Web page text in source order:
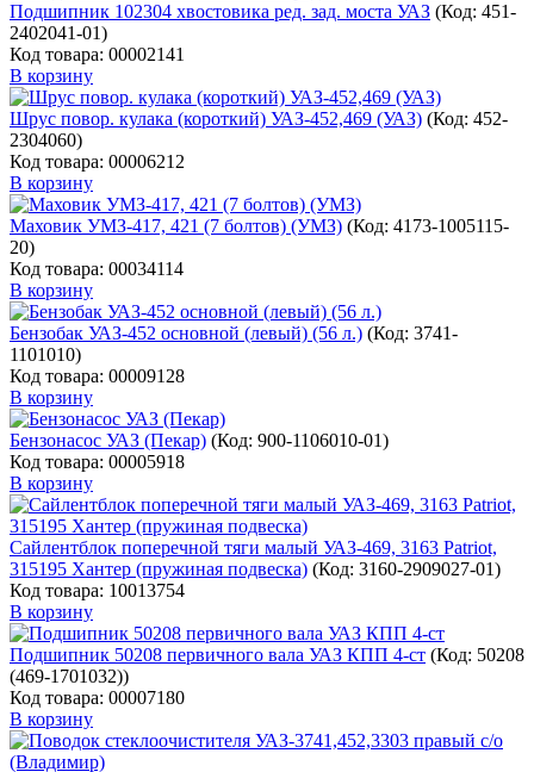
Подшипник 102304 хвостовика ред. зад. моста УАЗ (Код: 451-
2402041-01)
Код товара: 00002141
В корзину
Шрус повор. кулака (короткий) УАЗ-452,469 (УАЗ) (Код: 452-
2304060)
Код товара: 00006212
В корзину
Маховик УМЗ-417, 421 (7 болтов) (УМЗ) (Код: 4173-1005115-
20)
Код товара: 00034114
В корзину
Бензобак УАЗ-452 основной (левый) (56 л.) (Код: 3741-
1101010)
Код товара: 00009128
В корзину
Бензонасос УАЗ (Пекар) (Код: 900-1106010-01)
Код товара: 00005918
В корзину
Сайлентблок поперечной тяги малый УАЗ-469, 3163 Patriot,
315195 Хантер (пружиная подвеска) (Код: 3160-2909027-01)
Код товара: 10013754
В корзину
Подшипник 50208 первичного вала УАЗ КПП 4-ст (Код: 50208
(469-1701032))
Код товара: 00007180
В корзину